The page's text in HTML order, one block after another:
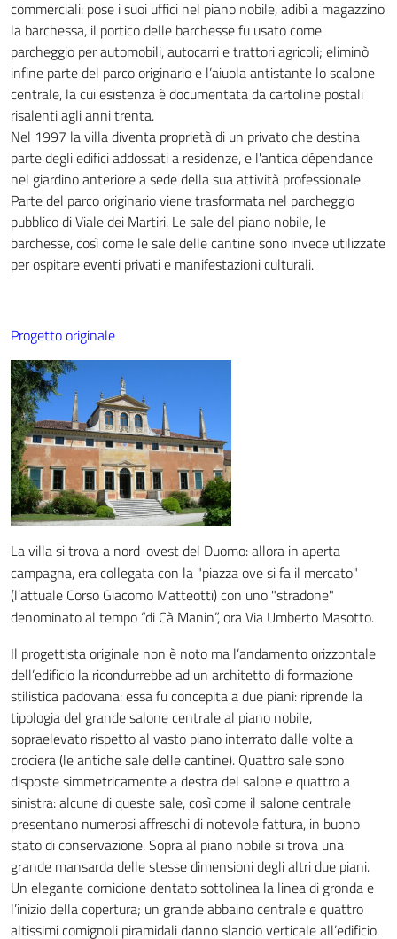
commerciali: pose i suoi uffici nel piano nobile, adibì a magazzino
la barchessa, il portico delle barchesse fu usato come
parcheggio per automobili, autocarri e trattori agricoli; eliminò
infine parte del parco originario e l’aiuola antistante lo scalone
centrale, la cui esistenza è documentata da cartoline postali
risalenti agli anni trenta.
Nel 1997 la villa diventa proprietà di un privato che destina
parte degli edifici addossati a residenze, e l'antica dépendance
nel giardino anteriore a sede della sua attività professionale.
Parte del parco originario viene trasformata nel parcheggio
pubblico di Viale dei Martiri. Le sale del piano nobile, le
barchesse, così come le sale delle cantine sono invece utilizzate
per ospitare eventi privati e manifestazioni culturali.
Progetto originale
La villa si trova a nord-ovest del Duomo: allora in aperta
campagna, era collegata con la "piazza ove si fa il mercato"
(l’attuale Corso Giacomo Matteotti) con uno "stradone"
denominato al tempo “di Cà Manin”, ora Via Umberto Masotto.
Il progettista originale non è noto ma l’andamento orizzontale
dell’edificio la ricondurrebbe ad un architetto di formazione
stilistica padovana: essa fu concepita a due piani: riprende la
tipologia del grande salone centrale al piano nobile,
sopraelevato rispetto al vasto piano interrato dalle volte a
crociera (le antiche sale delle cantine). Quattro sale sono
disposte simmetricamente a destra del salone e quattro a
sinistra: alcune di queste sale, così come il salone centrale
presentano numerosi affreschi di notevole fattura, in buono
stato di conservazione. Sopra al piano nobile si trova una
grande mansarda delle stesse dimensioni degli altri due piani.
Un elegante cornicione dentato sottolinea la linea di gronda e
l’inizio della copertura; un grande abbaino centrale e quattro
altissimi comignoli piramidali danno slancio verticale all’edificio.